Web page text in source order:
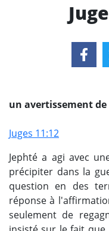
un avertissement
Juges 11:12
Jephté a agi avec
précipiter dans la
question en des
réponse à
seulement de